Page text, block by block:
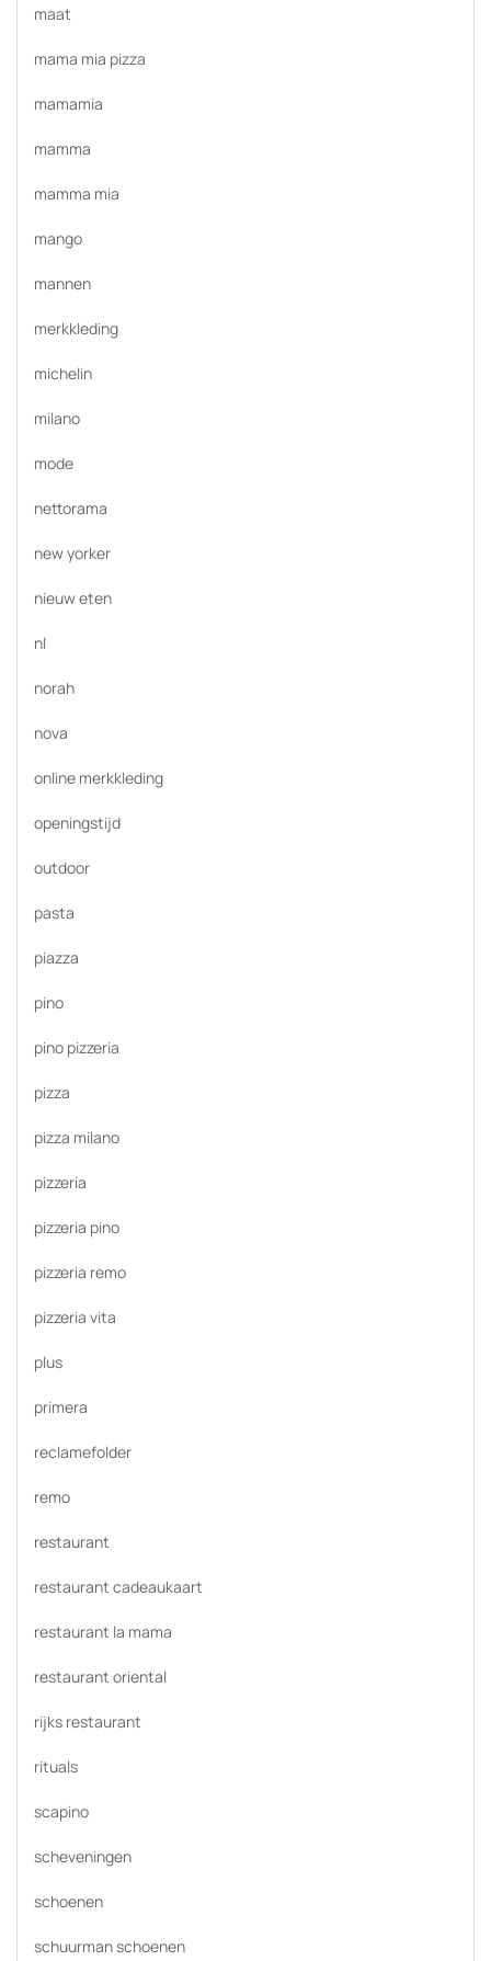
maat
mama mia pizza
mamamia
mamma
mamma mia
mango
mannen
merkkleding
michelin
milano
mode
nettorama
new yorker
nieuw eten
nl
norah
nova
online merkkleding
openingstijd
outdoor
pasta
piazza
pino
pino pizzeria
pizza
pizza milano
pizzeria
pizzeria pino
pizzeria remo
pizzeria vita
plus
primera
reclamefolder
remo
restaurant
restaurant cadeaukaart
restaurant la mama
restaurant oriental
rijks restaurant
rituals
scapino
scheveningen
schoenen
schuurman schoenen